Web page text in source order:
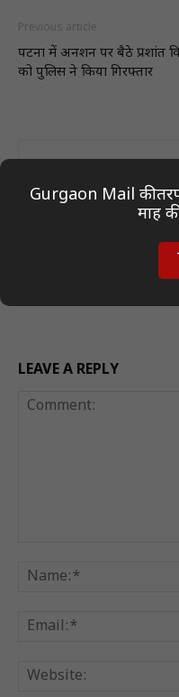
Previous article
पटना में अनशन पर बैठे प्रशांत
को पुलिस ने किया गिरफ्तार
LEAVE A REPLY
Gurgaon Mail की
माह